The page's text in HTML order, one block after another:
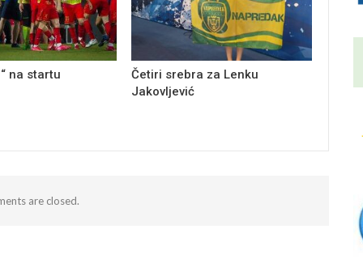
na startu
Četiri srebra za Lenku
Jakovljević
are closed.